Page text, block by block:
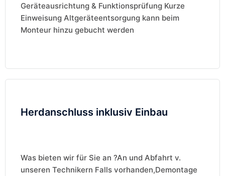
Geräteausrichtung & Funktionsprüfung Kurze
Einweisung Altgeräteentsorgung kann beim
Monteur hinzu gebucht werden
Herdanschluss inklusiv Einbau
Was bieten wir für Sie an ?An und Abfahrt v.
unseren Technikern Falls vorhanden,Demontage